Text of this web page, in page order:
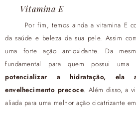
Vitamina E
Por fim, temos ainda a vitamina E
da saúde e beleza da sua pele. Assim
uma forte ação antioxidante. Da
fundamental para quem possui
potencializar a hidratação,
envelhecimento precoce. Além disso, a
aliada para uma melhor ação cicatrizante